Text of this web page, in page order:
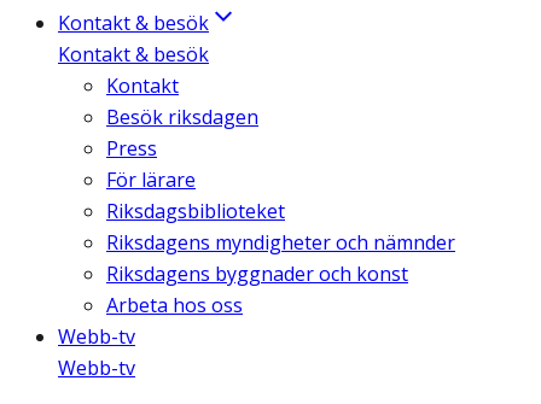
Kontakt & besök
Kontakt & besök
Kontakt
Besök riksdagen
Press
För lärare
Riksdagsbiblioteket
Riksdagens myndigheter och nämnder
Riksdagens byggnader och konst
Arbeta hos oss
Webb-tv
Webb-tv